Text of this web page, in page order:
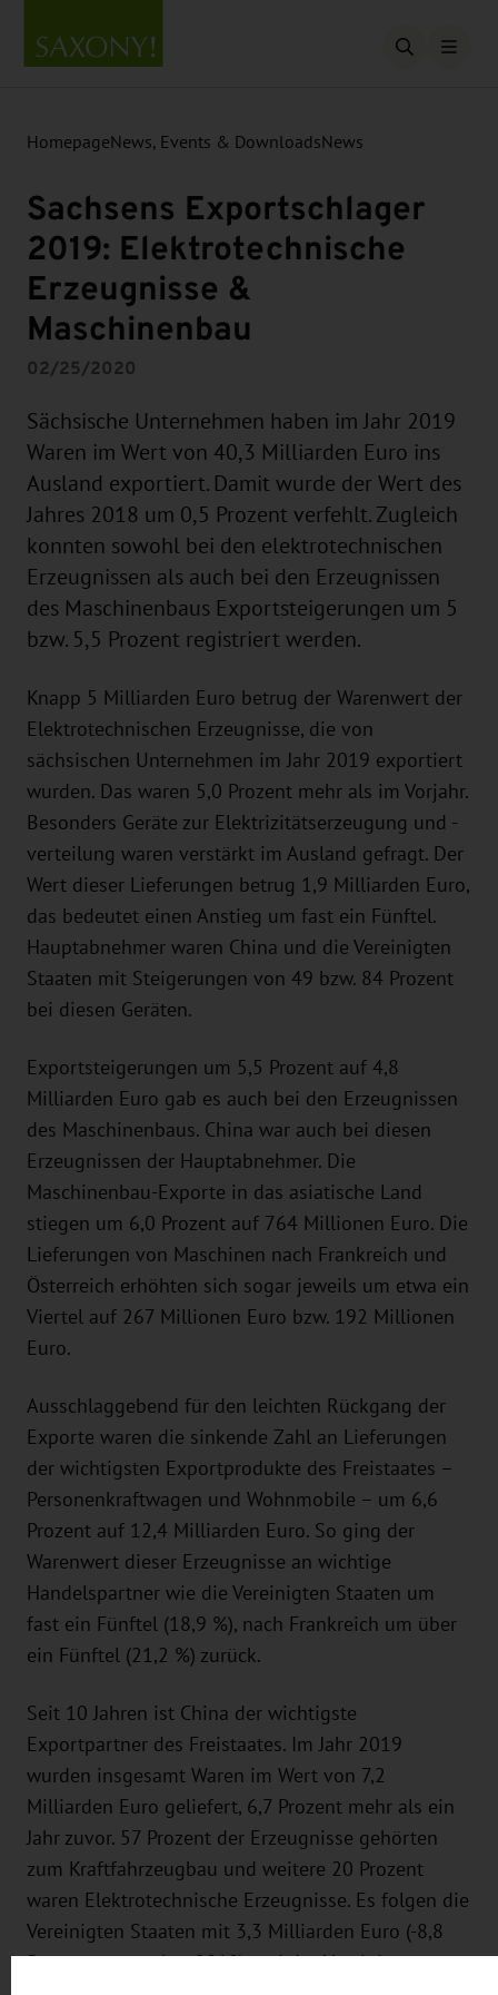
Open
HomepageNews, Events & DownloadsNews
Sachsens Exportschlager
2019: Elektrotechnische
Erzeugnisse &
Maschinenbau
02/25/2020
Sächsische Unternehmen haben im Jahr 2019
Waren im Wert von 40,3 Milliarden Euro ins
Ausland exportiert. Damit wurde der Wert des
Jahres 2018 um 0,5 Prozent verfehlt. Zugleich
konnten sowohl bei den elektrotechnischen
Erzeugnissen als auch bei den Erzeugnissen
des Maschinenbaus Exportsteigerungen um 5
bzw. 5,5 Prozent registriert werden.
Knapp 5 Milliarden Euro betrug der Warenwert der
Elektrotechnischen Erzeugnisse, die von
sächsischen Unternehmen im Jahr 2019 exportiert
wurden. Das waren 5,0 Prozent mehr als im Vorjahr.
Besonders Geräte zur Elektrizitätserzeugung und -
verteilung waren verstärkt im Ausland gefragt. Der
Wert dieser Lieferungen betrug 1,9 Milliarden Euro,
das bedeutet einen Anstieg um fast ein Fünftel.
Hauptabnehmer waren China und die Vereinigten
Staaten mit Steigerungen von 49 bzw. 84 Prozent
bei diesen Geräten.
Exportsteigerungen um 5,5 Prozent auf 4,8
Milliarden Euro gab es auch bei den Erzeugnissen
des Maschinenbaus. China war auch bei diesen
Erzeugnissen der Hauptabnehmer. Die
Maschinenbau-Exporte in das asiatische Land
stiegen um 6,0 Prozent auf 764 Millionen Euro. Die
Lieferungen von Maschinen nach Frankreich und
Österreich erhöhten sich sogar jeweils um etwa ein
Viertel auf 267 Millionen Euro bzw. 192 Millionen
Euro.
Ausschlaggebend für den leichten Rückgang der
Exporte waren die sinkende Zahl an Lieferungen
der wichtigsten Exportprodukte des Freistaates –
Personenkraftwagen und Wohnmobile – um 6,6
Prozent auf 12,4 Milliarden Euro. So ging der
Warenwert dieser Erzeugnisse an wichtige
Handelspartner wie die Vereinigten Staaten um
fast ein Fünftel (18,9 %), nach Frankreich um über
ein Fünftel (21,2 %) zurück.
Seit 10 Jahren ist China der wichtigste
Exportpartner des Freistaates. Im Jahr 2019
wurden insgesamt Waren im Wert von 7,2
Milliarden Euro geliefert, 6,7 Prozent mehr als ein
Jahr zuvor. 57 Prozent der Erzeugnisse gehörten
zum Kraftfahrzeugbau und weitere 20 Prozent
waren Elektrotechnische Erzeugnisse. Es folgen die
Vereinigten Staaten mit 3,3 Milliarden Euro (-8,8
Prozent gegenüber 2018) und das Vereinigte